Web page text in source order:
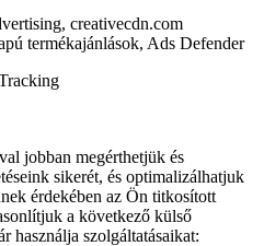
creativecdn.com
termékajánlások, Ads Defender
jobban megérthetjük és
sikerét, és optimalizálhatjuk
érdekében az Ön titkosított
a következő külső
használja szolgáltatásaikat: